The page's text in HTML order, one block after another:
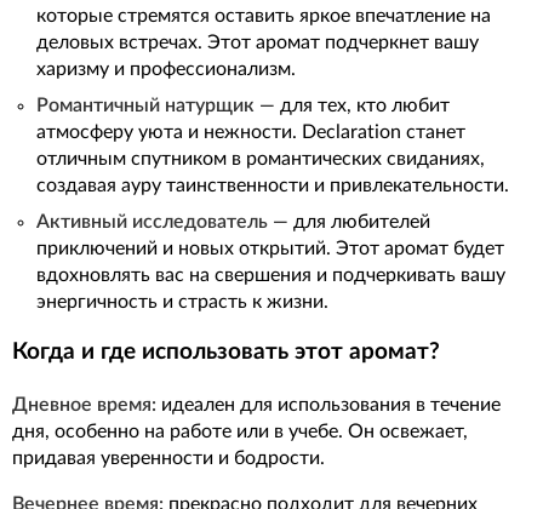
которые стремятся оставить яркое впечатление на
деловых встречах. Этот аромат подчеркнет вашу
харизму и профессионализм.
Романтичный натурщик — для тех, кто любит
атмосферу уюта и нежности. Declaration станет
отличным спутником в романтических свиданиях,
создавая ауру таинственности и привлекательности.
Активный исследователь — для любителей
приключений и новых открытий. Этот аромат будет
вдохновлять вас на свершения и подчеркивать вашу
энергичность и страсть к жизни.
Когда и где использовать этот аромат?
Дневное время: идеален для использования в течение
дня, особенно на работе или в учебе. Он освежает,
придавая уверенности и бодрости.
Вечернее время: прекрасно подходит для вечерних